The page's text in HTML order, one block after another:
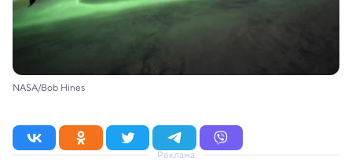
NASA/Bob Hines
Реклама